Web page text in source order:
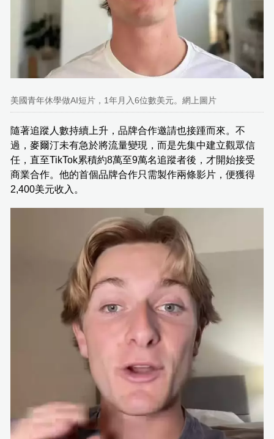
美國青年休學做AI短片，1年月入6位數美元。網上圖片
隨著追蹤人數持續上升，品牌合作邀請也接踵而來。不
過，麥爾汀未有急於將流量變現，而是先集中建立觀眾信
任，直至TikTok累積約8萬至9萬名追蹤者後，才開始接受
商業合作。他的首個品牌合作只需製作兩條影片，便獲得
2,400美元收入。